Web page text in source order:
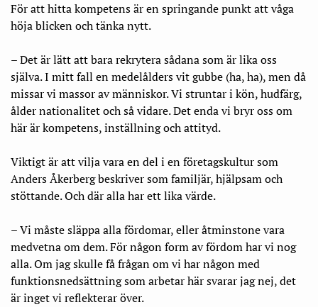
För att hitta kompetens är en springande punkt att våga
höja blicken och tänka nytt.
– Det är lätt att bara rekrytera sådana som är lika oss
själva. I mitt fall en medelålders vit gubbe (ha, ha), men då
missar vi massor av människor. Vi struntar i kön, hudfärg,
ålder nationalitet och så vidare. Det enda vi bryr oss om
här är kompetens, inställning och attityd.
Viktigt är att vilja vara en del i en företagskultur som
Anders Åkerberg beskriver som familjär, hjälpsam och
stöttande. Och där alla har ett lika värde.
– Vi måste släppa alla fördomar, eller åtminstone vara
medvetna om dem. För någon form av fördom har vi nog
alla. Om jag skulle få frågan om vi har någon med
funktionsnedsättning som arbetar här svarar jag nej, det
är inget vi reflekterar över.